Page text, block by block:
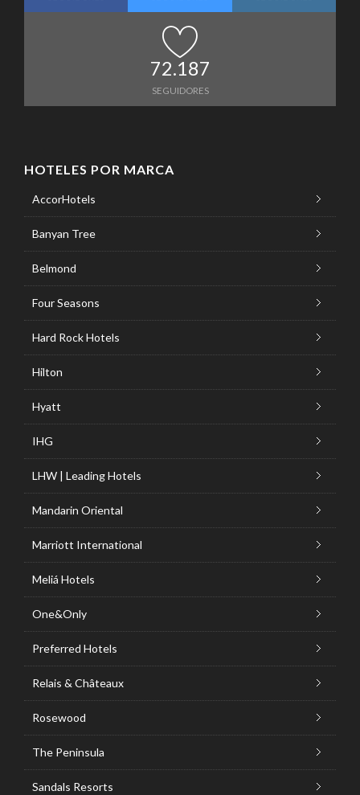
72.187
SEGUIDORES
HOTELES POR MARCA
AccorHotels
Banyan Tree
Belmond
Four Seasons
Hard Rock Hotels
Hilton
Hyatt
IHG
LHW | Leading Hotels
Mandarin Oriental
Marriott International
Meliá Hotels
One&Only
Preferred Hotels
Relais & Châteaux
Rosewood
The Peninsula
Sandals Resorts